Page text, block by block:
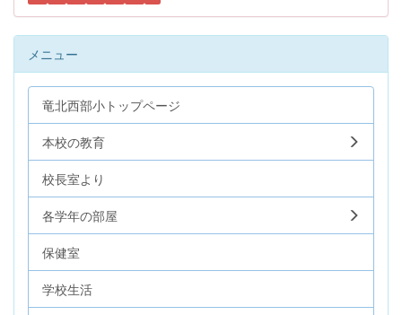
メニュー
竜北西部小トップページ
本校の教育
校長室より
各学年の部屋
保健室
学校生活